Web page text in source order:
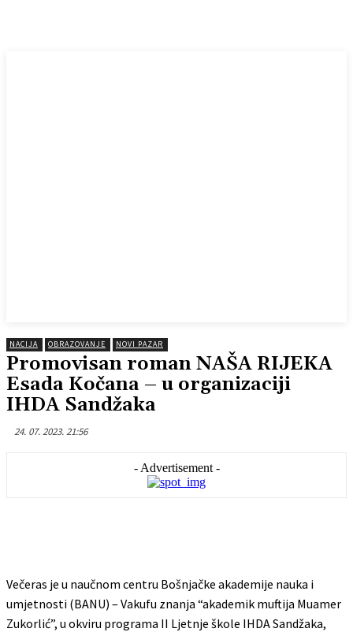
NACIJA OBRAZOVANJE NOVI PAZAR
Promovisan roman NAŠA RIJEKA
Esada Kočana – u organizaciji
IHDA Sandžaka
24. 07. 2023. 21:56
- Advertisement -
Večeras je u naučnom centru Bošnjačke akademije nauka i
umjetnosti (BANU) – Vakufu znanja “akademik muftija Muamer
Zukorlić”, u okviru programa II Ljetnje škole IHDA Sandžaka,